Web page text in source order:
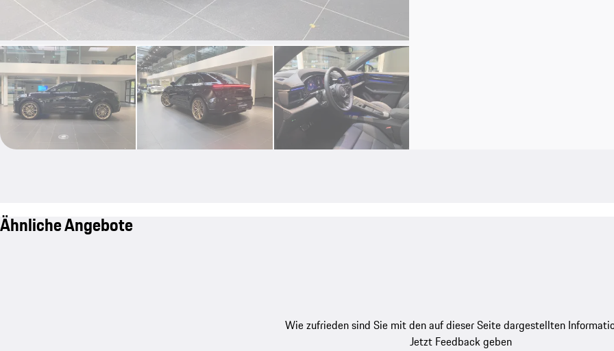
Ähnliche Angebote
Wie zufrieden sind Sie mit den auf dieser Seite dargestellten
Jetzt Feedback geben